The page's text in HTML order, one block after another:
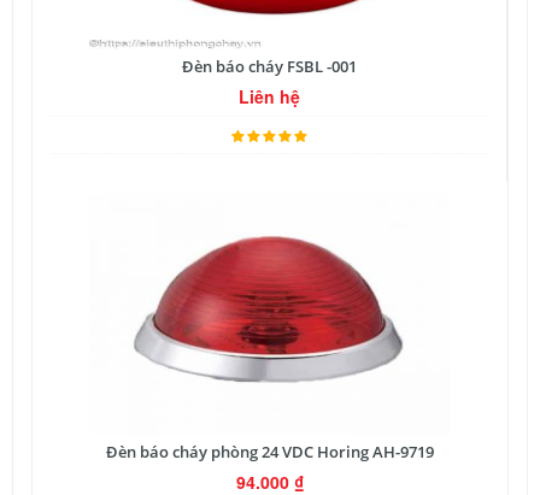
Đèn báo cháy FSBL -001
Liên hệ
Đèn báo cháy phòng 24 VDC Horing AH-9719
94.000 ₫